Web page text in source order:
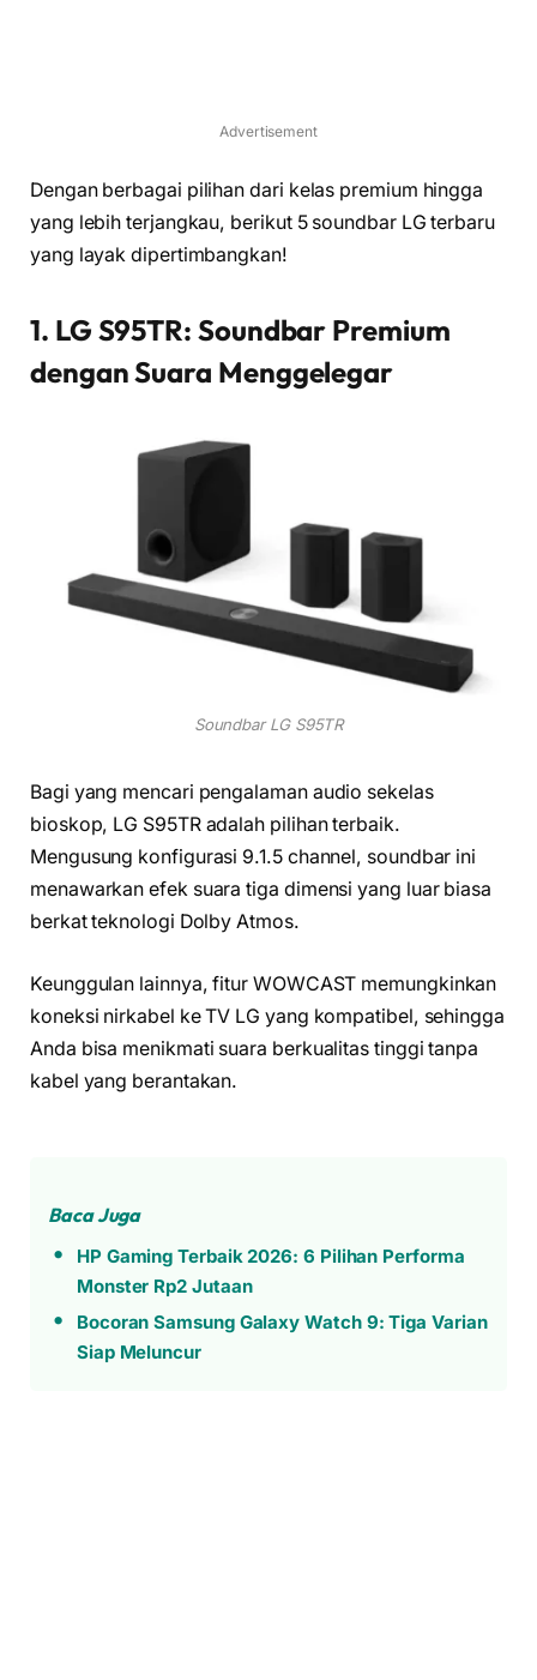
Advertisement
Dengan berbagai pilihan dari kelas premium hingga
yang lebih terjangkau, berikut 5 soundbar LG terbaru
yang layak dipertimbangkan!
1. LG S95TR: Soundbar Premium
dengan Suara Menggelegar
Soundbar LG S95TR
Bagi yang mencari pengalaman audio sekelas
bioskop, LG S95TR adalah pilihan terbaik.
Mengusung konfigurasi 9.1.5 channel, soundbar ini
menawarkan efek suara tiga dimensi yang luar biasa
berkat teknologi Dolby Atmos.
Keunggulan lainnya, fitur WOWCAST memungkinkan
koneksi nirkabel ke TV LG yang kompatibel, sehingga
Anda bisa menikmati suara berkualitas tinggi tanpa
kabel yang berantakan.
Baca Juga
HP Gaming Terbaik 2026: 6 Pilihan Performa
Monster Rp2 Jutaan
Bocoran Samsung Galaxy Watch 9: Tiga Varian
Siap Meluncur